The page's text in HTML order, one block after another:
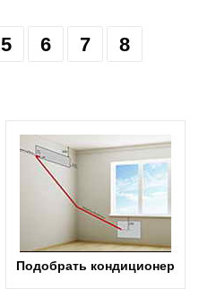
5 6 7
8
Подобрать кондиционер